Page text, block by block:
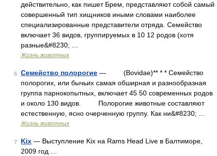
действительно, как пишет Брем, представляют собой самый
совершенный тип хищников иными словами наиболее
специализированные представители отряда. Семейство
включает 36 видов, группируемых в 10 12 родов (хотя
разные&#8230; …
Жизнь животных
6 Семейство полорогие — (Bovidae)** * * Семейство
полорогих, или бычьих самая обширная и разнообразная
группа парнокопытных, включает 45 50 современных родов
и около 130 видов. Полорогие животные составляют
естественную, ясно очерченную группу. Как ни&#8230; …
Жизнь животных
7 Kix — Выступление Kix на Rams Head Live в Балтиморе,
2009 год …